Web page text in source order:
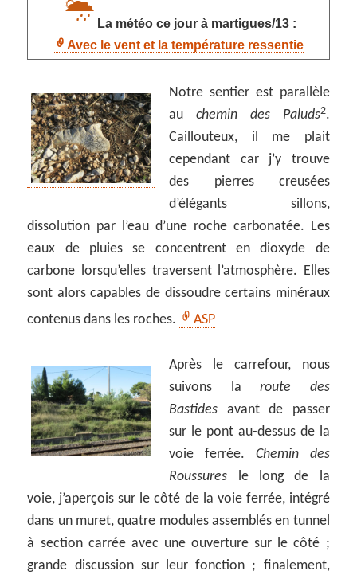
La météo ce jour à martigues/13 :
Avec le vent et la température ressentie
Notre sentier est parallèle
auchemin des Paluds2.
Caillouteux, il me plait
cependant car j’y trouve
des pierres creusées
d’élégants sillons,
dissolution par l’eau d’une roche carbonatée. Les
eaux de pluies se concentrent en dioxyde de
carbone lorsqu’elles traversent l’atmosphère. Elles
sont alors capables de dissoudre certains minéraux
contenus dans les roches.
ASP
Après le carrefour, nous
suivons laroute des
Bastides avant de passer
sur le pont au-dessus de la
voie ferrée. Chemin des
Roussures le long de la
voie, j’aperçois sur le côté de la voie ferrée, intégré
dans un muret, quatre modules assemblés en tunnel
à section carrée avec une ouverture sur le côté ;
grande discussion sur leur fonction ; finalement,